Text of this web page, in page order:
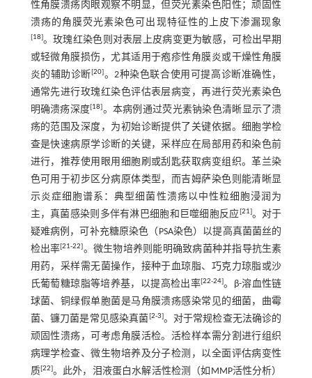
性角膜溃疡肉眼观察不明显，但荧光素染色阳性；顽固性
溃疡的角膜荧光素染色可出现特征性的上皮下渗漏现象
[18]。玫瑰红染色则对表层上皮病变更为敏感，可检出早期
或轻微角膜损伤，尤其适用于疱疹性角膜炎或干燥性角膜
炎的辅助诊断[20]。2种染色联合使用可提高诊断准确性，
通常先进行玫瑰红染色评估表层病变，再进行荧光素染色
明确溃疡深度[18]。本病例通过荧光素钠染色清晰显示了溃
疡的范围及深度，为初始诊断提供了关键依据。细胞学检
查是快速病原学诊断的关键，采样应在局部用药和染色前
进行，推荐使用眼用细胞刷或刮匙获取病变组织。革兰染
色可用于初步区分病原体类型，而吉姆萨染色则能清晰显
示炎症细胞谱系：典型细菌性溃疡以中性粒细胞浸润为
主，真菌感染则多伴有淋巴细胞和巨噬细胞反应[21]。对于
疑难病例，可补充糖原染色（PSA染色）以提高真菌菌丝的
检出率[21-22]。微生物培养则能明确致病菌种并指导抗生素
用药，采样需无菌操作，接种于血琼脂、巧克力琼脂或沙
氏葡萄糖琼脂等培养基，以提高检出率[22-24]。β-溶血性链
球菌、铜绿假单胞菌是马角膜溃疡感染常见的细菌，曲霉
菌、镰刀菌是常见感染真菌 [2-3]。对于常规检查无法确诊的
顽固性溃疡，可考虑角膜活检。活检样本需分割进行组织
病理学检查、微生物培养及分子检测，以全面评估病变性
质[22]。此外，泪液蛋白水解活性检测（如MMP活性分析）